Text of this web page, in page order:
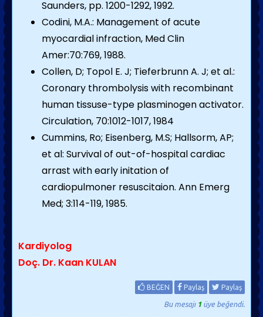
Saunders, pp. 1200-1292, 1992.
Codini, M.A.: Management of acute
myocardial infraction, Med Clin
Amer:70:769, 1988.
Collen, D; Topol E. J; Tieferbrunn A. J; et al.:
Coronary thrombolysis with recombinant
human tissuse-type plasminogen activator.
Circulation, 70:1012-1017, 1984
Cummins, Ro; Eisenberg, M.S; Hallsorm, AP;
et al: Survival of out-of-hospital cardiac
arrast with early initation of
cardiopulmoner resuscitaion. Ann Emerg
Med; 3:114-119, 1985.
Kardiyolog
Doç. Dr. Kaan KULAN
BEĞEN Paylaş Paylaş
Bu mesajı 1üye beğendi.